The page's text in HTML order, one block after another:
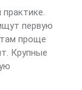
первую
проще
Крупные